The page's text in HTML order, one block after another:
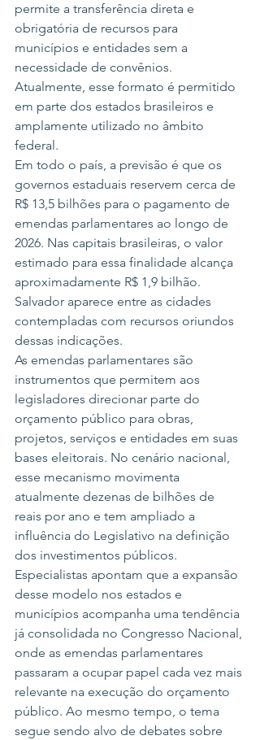
permite a transferência direta e
obrigatória de recursos para
municípios e entidades sem a
necessidade de convênios.
Atualmente, esse formato é permitido
em parte dos estados brasileiros e
amplamente utilizado no âmbito
federal.
Em todo o país, a previsão é que os
governos estaduais reservem cerca de
R$ 13,5 bilhões para o pagamento de
emendas parlamentares ao longo de
2026. Nas capitais brasileiras, o valor
estimado para essa finalidade alcança
aproximadamente R$ 1,9 bilhão.
Salvador aparece entre as cidades
contempladas com recursos oriundos
dessas indicações.
As emendas parlamentares são
instrumentos que permitem aos
legisladores direcionar parte do
orçamento público para obras,
projetos, serviços e entidades em suas
bases eleitorais. No cenário nacional,
esse mecanismo movimenta
atualmente dezenas de bilhões de
reais por ano e tem ampliado a
influência do Legislativo na definição
dos investimentos públicos.
Especialistas apontam que a expansão
desse modelo nos estados e
municípios acompanha uma tendência
já consolidada no Congresso Nacional,
onde as emendas parlamentares
passaram a ocupar papel cada vez mais
relevante na execução do orçamento
público. Ao mesmo tempo, o tema
segue sendo alvo de debates sobre